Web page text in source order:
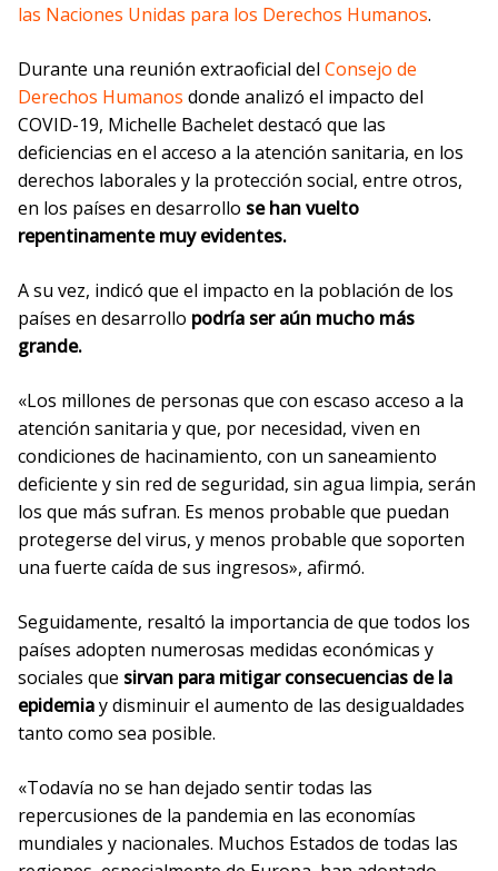
las Naciones Unidas para los Derechos Humanos.
Durante una reunión extraoficial del Consejo de
Derechos Humanos donde analizó el impacto del
COVID-19, Michelle Bachelet destacó que las
deficiencias en el acceso a la atención sanitaria, en los
derechos laborales y la protección social, entre otros,
en los países en desarrollo se han vuelto
repentinamente muy evidentes.
A su vez, indicó que el impacto en la población de los
países en desarrollo podría ser aún mucho más
grande.
«Los millones de personas que con escaso acceso a la
atención sanitaria y que, por necesidad, viven en
condiciones de hacinamiento, con un saneamiento
deficiente y sin red de seguridad, sin agua limpia, serán
los que más sufran. Es menos probable que puedan
protegerse del virus, y menos probable que soporten
una fuerte caída de sus ingresos», afirmó.
Seguidamente, resaltó la importancia de que todos los
países adopten numerosas medidas económicas y
sociales que sirvan para mitigar consecuencias de la
epidemiay disminuir el aumento de las desigualdades
tanto como sea posible.
«Todavía no se han dejado sentir todas las
repercusiones de la pandemia en las economías
mundiales y nacionales. Muchos Estados de todas las